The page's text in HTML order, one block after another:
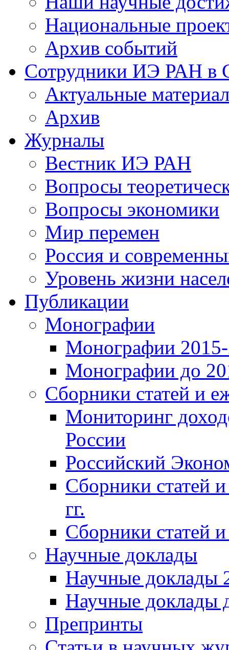
Национальные
Архив событий
Сотрудники ИЭ РАН
Актуальные
Архив
Журналы
Вестник ИЭ РАН
Вопросы
Вопросы экономики
Мир перемен
Россия и
Уровень жизни
Публикации
Монографии
Монографии 2015-
Монографии до
Сборники статей и
Мониторинг
России
Российский
Сборники статей
гг.
Сборники статей
Научные доклады
Научные доклады
Научные доклады
Препринты